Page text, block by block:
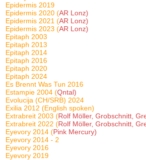
Epidermis 2019
Epidermis 2020 (AR Lonz)
Epidermis 2021 (AR Lonz)
Epidermis 2023 (AR Lonz)
Epitaph 2003
Epitaph 2013
Epitaph 2014
Epitaph 2016
Epitaph 2020
Epitaph 2024
Es Brennt Was Tun 2016
Estampie 2004 (Qntal)
Evolucija (CH/SRB) 2024
Exilia 2012 (English spoken)
Extrabreit 2003 (Rolf Möller, Grobschnitt,
Extrabreit 2022 (Rolf Möller, Grobschnitt,
Eyevory 2014 (Pink Mercury)
Eyevory 2014 - 2
Eyevory 2016
Eyevory 2019